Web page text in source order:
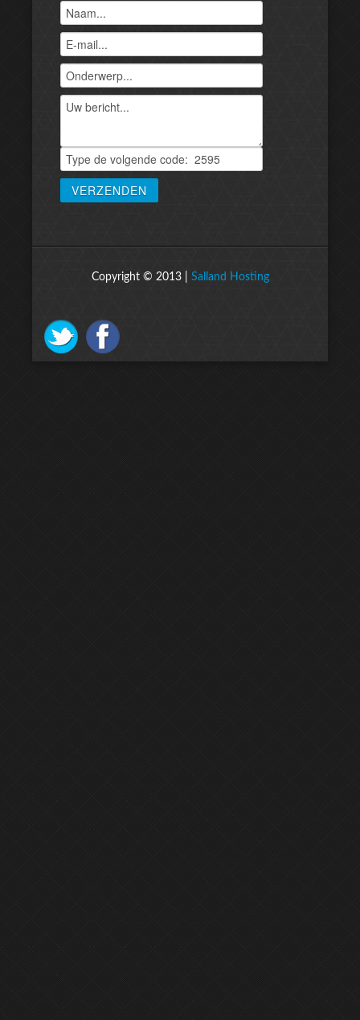
Copyright © 2013 | Salland Hosting